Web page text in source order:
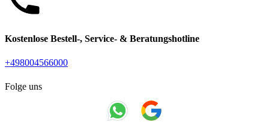
Kostenlose Bestell-, Service- & Beratungshotline
+498004566000
Folge uns